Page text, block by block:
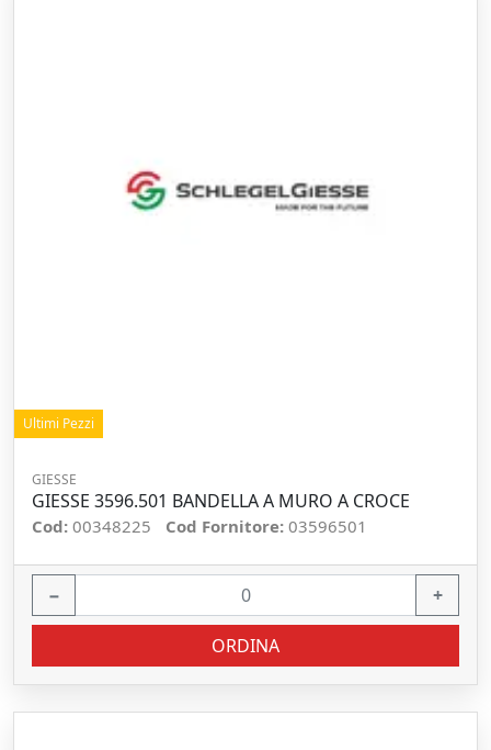
Ultimi Pezzi
GIESSE
GIESSE 3596.501 BANDELLA A MURO A CROCE
Cod: 00348225 Cod Fornitore: 03596501
− +
ORDINA